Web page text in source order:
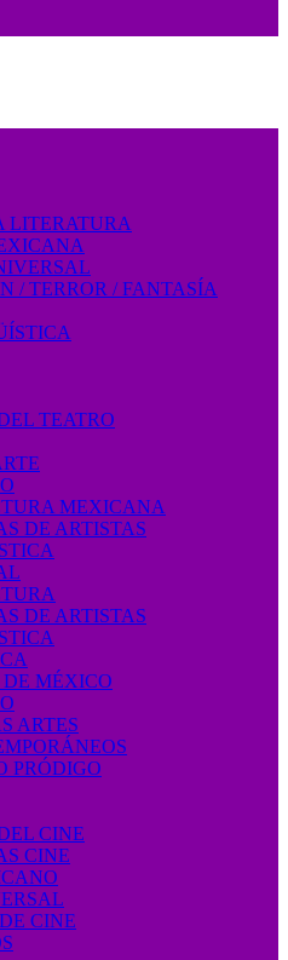
LITERATURA
/ TERROR / FANTASÍA
TEATRO
MEXICANA
DE ARTISTAS
DE ARTISTAS
DE MÉXICO
ARTES
PRÓDIGO
CINE
CINE
CINE